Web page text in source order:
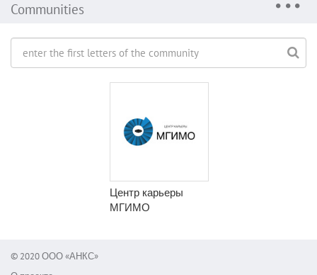
Communities
Центр карьеры
МГИМО
© 2020 ООО «АНКС»